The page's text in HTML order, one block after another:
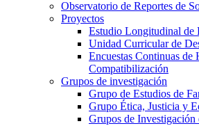
Observatorio de Reportes de
Proyectos
Estudio Longitudinal de
Unidad Curricular de
Encuestas Continuas de
Compatibilización
Grupos de investigación
Grupo de Estudios de
Grupo Ética, Justicia y
Grupos de Investigación